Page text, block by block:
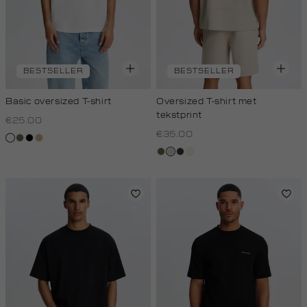
BESTSELLER
Basic oversized T-shirt
€25.00
witlichtbruin
zwart
tan
BESTSELLER
Oversized T-shirt met
tekstprint
€35.00
groen,
taupe,
grijs,